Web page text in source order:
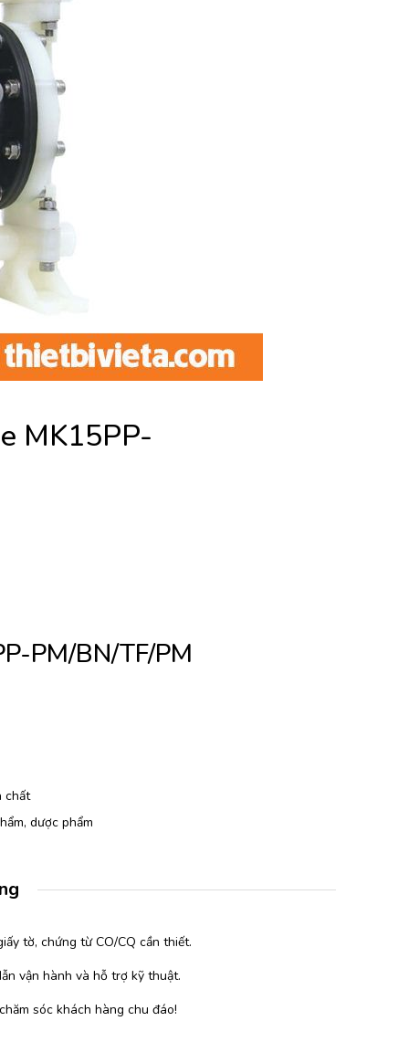
MK15PP-
PM/BN/TF/PM
chất
dược phẩm
tờ, chứng từ CO/CQ cần thiết.
vận hành và hỗ trợ kỹ thuật.
sóc khách hàng chu đáo!